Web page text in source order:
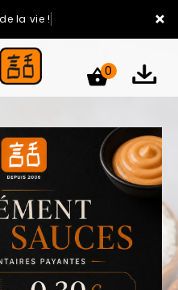
×
la vie !
0